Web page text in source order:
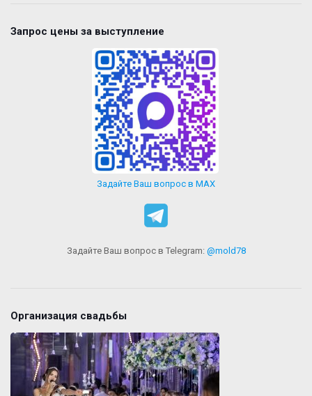
Запрос цены за выступление
Задайте Ваш вопрос в MAX
Задайте Ваш вопрос в Telegram: @mold78
Организация свадьбы